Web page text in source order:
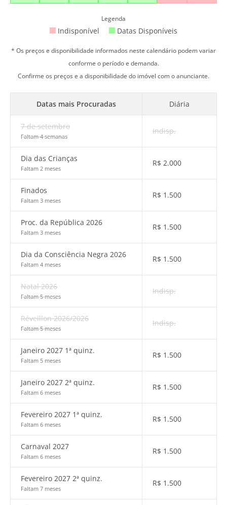
Legenda
Indisponível Datas Disponíveis
* Os preços e disponibilidade informados neste calendário podem variar
conforme o período e demanda.
Confirme os preços e a disponibilidade do imóvel com o anunciante.
Datas mais Procuradas Diária
7 de setembro
Faltam 4 semanas
Indisp.
Dia das Crianças
Faltam 2 meses
R$ 2.000
Finados
Faltam 3 meses
R$ 1.500
Proc. da República 2026
Faltam 3 meses
R$ 1.500
Dia da Consciência Negra 2026
Faltam 4 meses
R$ 1.500
Natal 2026
Faltam 5 meses
Indisp.
Réveillon 2026/2026
Faltam 5 meses
Indisp.
Janeiro 2027 1ª quinz.
Faltam 5 meses
R$ 1.500
Janeiro 2027 2ª quinz.
Faltam 6 meses
R$ 1.500
Fevereiro 2027 1ª quinz.
Faltam 6 meses
R$ 1.500
Carnaval 2027
Faltam 6 meses
R$ 1.500
Fevereiro 2027 2ª quinz.
Faltam 7 meses
R$ 1.500